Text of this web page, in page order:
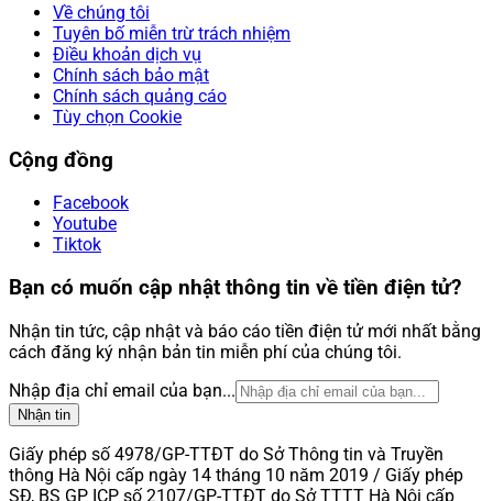
Về chúng tôi
Tuyên bố miễn trừ trách nhiệm
Điều khoản dịch vụ
Chính sách bảo mật
Chính sách quảng cáo
Tùy chọn Cookie
Cộng đồng
Facebook
Youtube
Tiktok
Bạn có muốn cập nhật thông tin về tiền điện tử?
Nhận tin tức, cập nhật và báo cáo tiền điện tử mới nhất bằng
cách đăng ký nhận bản tin miễn phí của chúng tôi.
Nhập địa chỉ email của bạn...
Nhận tin
Giấy phép số 4978/GP-TTĐT do Sở Thông tin và Truyền
thông Hà Nội cấp ngày 14 tháng 10 năm 2019 / Giấy phép
SĐ, BS GP ICP số 2107/GP-TTĐT do Sở TTTT Hà Nội cấp